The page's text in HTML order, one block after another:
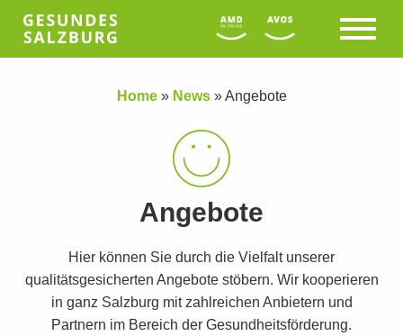
Home» News»Angebote
Angebote
Hier können Sie durch die Vielfalt unserer
qualitätsgesicherten Angebote stöbern. Wir kooperieren
in ganz Salzburg mit zahlreichen Anbietern und
Partnern im Bereich der Gesundheitsförderung.